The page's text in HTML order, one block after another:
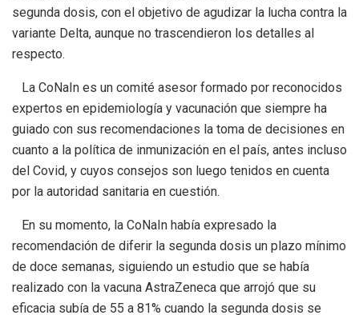
segunda dosis, con el objetivo de agudizar la lucha contra la
variante Delta, aunque no trascendieron los detalles al
respecto.
La CoNaIn es un comité asesor formado por reconocidos
expertos en epidemiología y vacunación que siempre ha
guiado con sus recomendaciones la toma de decisiones en
cuanto a la política de inmunización en el país, antes incluso
del Covid, y cuyos consejos son luego tenidos en cuenta
por la autoridad sanitaria en cuestión.
En su momento, la CoNaIn había expresado la
recomendación de diferir la segunda dosis un plazo mínimo
de doce semanas, siguiendo un estudio que se había
realizado con la vacuna AstraZeneca que arrojó que su
eficacia subía de 55 a 81% cuando la segunda dosis se